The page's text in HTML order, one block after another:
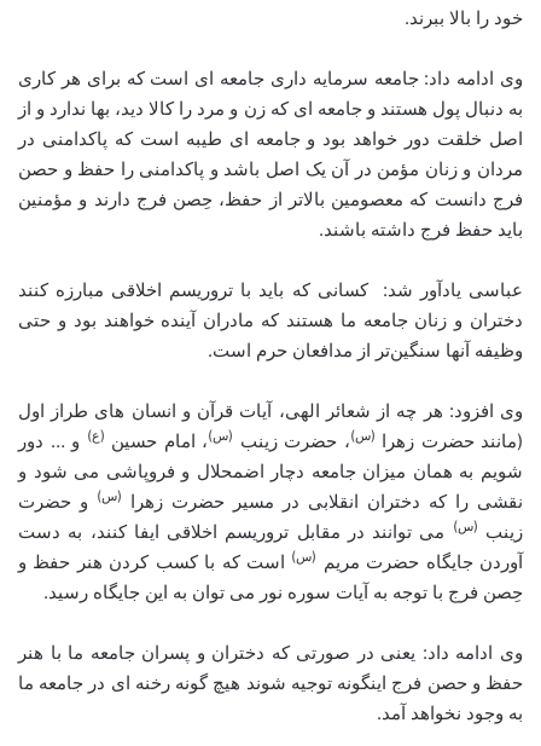
خود را بالا ببرند.
وی ادامه داد: جامعه سرمایه داری جامعه ای است که برای هر کاری
به دنبال پول هستند و جامعه ای که زن و مرد را کالا دید، بها ندارد و از
اصل خلقت دور خواهد بود و جامعه ای طیبه است که پاکدامنی در
مردان و زنان مؤمن در آن یک اصل باشد و پاکدامنی را حفظ و حصن
فرج دانست که معصومین بالاتر از حفظ، حِصن فرج دارند و مؤمنین
باید حفظ فرج داشته باشند.
عباسی یادآور شد: کسانی که باید با تروریسم اخلاقی مبارزه کنند
دختران و زنان جامعه ما هستند که مادران آینده خواهند بود و حتی
وظیفه آنها سنگین‌تر از مدافعان حرم است.
وی افزود: هر چه از شعائر الهی، آیات قرآن و انسان های طراز اول
(مانند حضرت زهرا (س)، حضرت زینب (س)، امام حسین (ع) و … دور
شویم به همان میزان جامعه دچار اضمحلال و فروپاشی می شود و
نقشی را که دختران انقلابی در مسیر حضرت زهرا
(س)
و حضرت
زینب (س)
می توانند در مقابل تروریسم اخلاقی ایفا کنند، به دست
آوردن جایگاه حضرت مریم
(س) است که با کسب کردن هنر حفظ و
حِصن فرج با توجه به آیات سوره نور می توان به این جایگاه رسید.
وی ادامه داد: یعنی در صورتی که دختران و پسران جامعه ما با هنر
حفظ و حصن فرج اینگونه توجیه شوند هیچ گونه رخنه ای در جامعه ما
به وجود نخواهد آمد.